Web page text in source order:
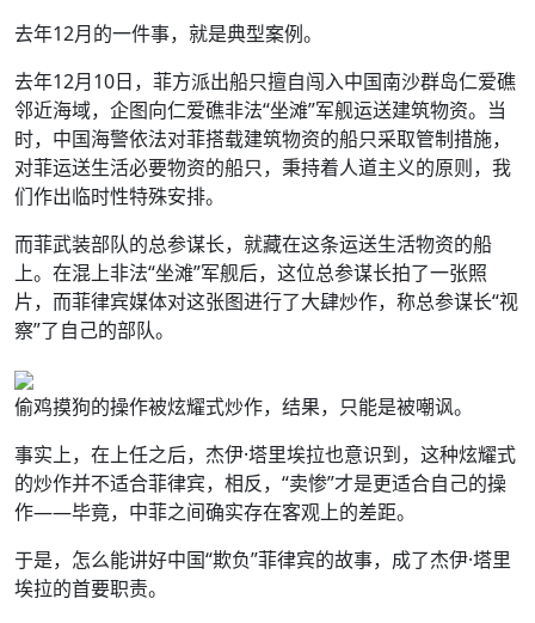
去年12月的一件事，就是典型案例。
去年12月10日，菲方派出船只擅自闯入中国南沙群岛仁爱礁
邻近海域，企图向仁爱礁非法“坐滩”军舰运送建筑物资。当
时，中国海警依法对菲搭载建筑物资的船只采取管制措施，
对菲运送生活必要物资的船只，秉持着人道主义的原则，我
们作出临时性特殊安排。
而菲武装部队的总参谋长，就藏在这条运送生活物资的船
上。在混上非法“坐滩”军舰后，这位总参谋长拍了一张照
片，而菲律宾媒体对这张图进行了大肆炒作，称总参谋长“视
察”了自己的部队。
偷鸡摸狗的操作被炫耀式炒作，结果，只能是被嘲讽。
事实上，在上任之后，杰伊·塔里埃拉也意识到，这种炫耀式
的炒作并不适合菲律宾，相反，“卖惨”才是更适合自己的操
作——毕竟，中菲之间确实存在客观上的差距。
于是，怎么能讲好中国“欺负”菲律宾的故事，成了杰伊·塔里
埃拉的首要职责。